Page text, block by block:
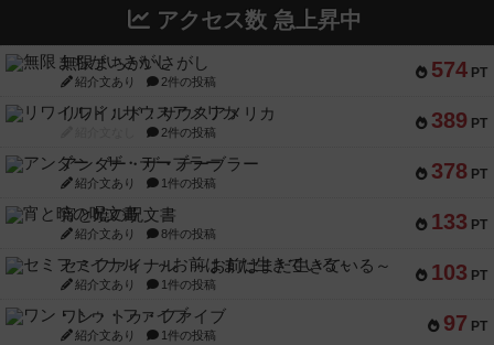
アクセス数 急上昇中
574 PT
無限まちがいさがし
紹介文あり 2件の投稿
389 PT
リワイルド：サウスアメリカ
2件の投稿
378 PT
アンダー・ザ・テーブラー
紹介文あり 1件の投稿
133 PT
宵と暁の呪文書
紹介文あり 8件の投稿
103 PT
セミファイナル ～お前はまだ生きている～
紹介文あり 1件の投稿
97 PT
ワン・トゥ・ファイブ
紹介文あり 1件の投稿